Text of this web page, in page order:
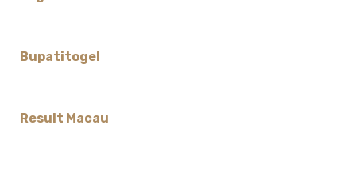
Bupatitogel
Result Macau